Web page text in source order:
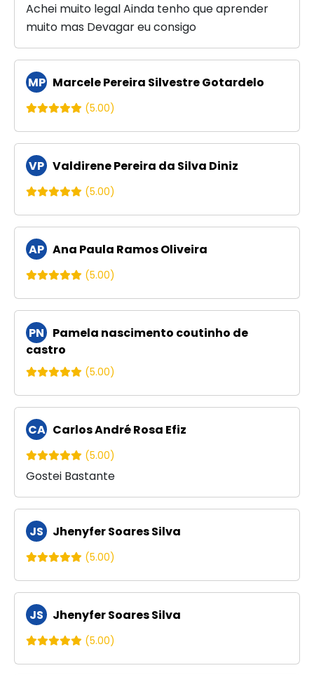
Achei muito legal Ainda tenho que aprender
muito mas Devagar eu consigo
MP Marcele Pereira Silvestre Gotardelo
(5.00)
VP Valdirene Pereira da Silva Diniz
(5.00)
AP Ana Paula Ramos Oliveira
(5.00)
PN
Pamela nascimento coutinho de
castro
(5.00)
CA Carlos André Rosa Efiz
(5.00)
Gostei Bastante
JS Jhenyfer Soares Silva
(5.00)
JS Jhenyfer Soares Silva
(5.00)